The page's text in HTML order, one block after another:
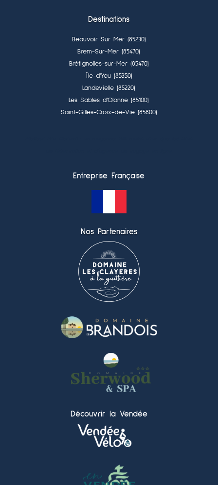
Destinations
Beauvoir Sur Mer (85230)
Brem-Sur-Mer (85470)
Brétignolles-sur-Mer (85470)
Île-d’Yeu (85350)
Landevielle (85220)
Les Sables d’Olonne (85100)
Saint-Gilles-Croix-de-Vie (85800)
Entreprise Française
Nos Partenaires
Découvrir la Vendée